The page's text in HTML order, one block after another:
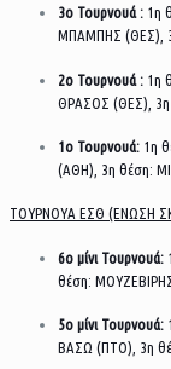
3ο Τουρνουά : 1η
ΜΠΑΜΠΗΣ (ΘΕΣ),
2ο Τουρνουά : 1η
ΘΡΑΣΟΣ (ΘΕΣ),
1ο Τουρνουά: 1η
(ΑΘΗ), 3η θέση:
ΤΟΥΡΝΟΥΑ ΕΣΘ (ΕΝΩΣΗ
6ο μίνι Τουρνουά:
θέση:
5ο μίνι Τουρνουά:
ΒΑΣΩ (ΠΤΟ), 3η